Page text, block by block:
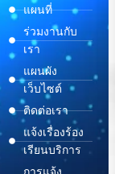
แผนที่
ร่วมงานกับ
เรา
แผนผัง
เว็บไซต์
ติดต่อเรา
แจ้งเรื่องร้อง
เรียนบริการ